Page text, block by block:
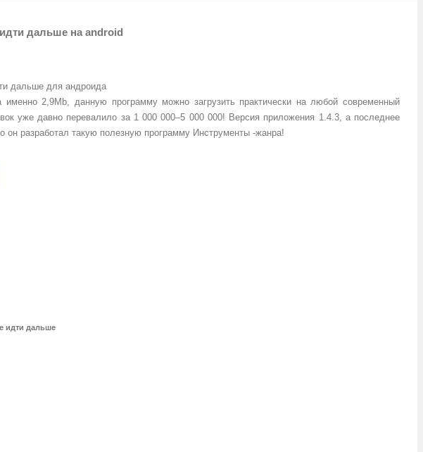
дальше на android
2,9Mb, данную программу можно загрузить практически на любой современный
уже давно перевалило за 1 000 000–5 000 000! Версия приложения 1.4.3, а последнее
он разработал такую полезную программу Инструменты -жанра!
идти дальше